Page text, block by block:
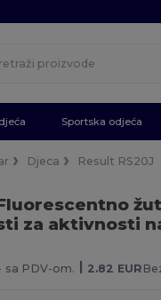
Sportska odjeća
Djeca Result RS20J
za aktivnosti
sa PDV-om. | 2.82 EUR